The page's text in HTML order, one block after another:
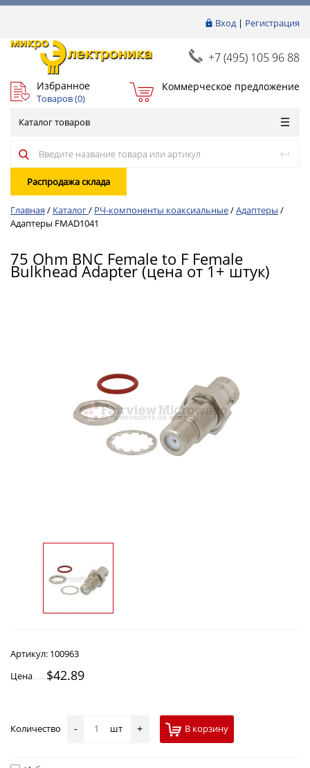
Вход| Регистрация
+7 (495) 105 96 88
Избранное
Товаров (0)
Коммерческое предложение
Каталог товаров
Распродажа склада
Главная / Каталог/ РЧ-компоненты коаксиальные/Адаптеры /
Адаптеры FMAD1041
75 Ohm BNC Female to F Female
Bulkhead Adapter (цена от 1+ штук)
Артикул: 100963
Цена
$42.89
Количество - шт + В корзину